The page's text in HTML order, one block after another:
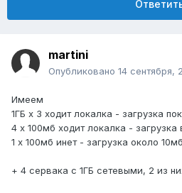
martini
Опубликовано 14 сентября,
Имеем
1ГБ х 3 ходит локалка - загрузка
4 х 100мб ходит локалка -
1 х 100мб инет - загрузка около 10мб
+ 4 сервака с 1ГБ сетевыми, 2 из